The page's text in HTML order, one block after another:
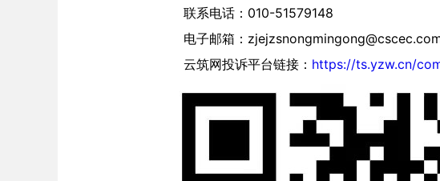
联系电话：010-51579148
电子邮箱：
云筑网投诉平台链接： https://ts.yzw.cn/